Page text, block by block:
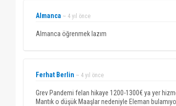
Almanca ~ 4 yıl önce
Almanca öğrenmek lazım
Ferhat Berlin ~ 4 yıl önce
Grev Pandemi felan hikaye 1200-1300€ ya yer
Mantık o düşük Maaşlar nedeniyle Eleman